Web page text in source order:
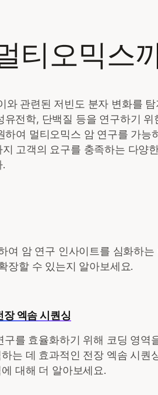
티오믹스
관련된 저빈도 분자 변화를
전학, 단백질 등을 연구하기
여 멀티오믹스 암 연구를 가능
고객의 요구를 충족하는 다양
암 연구 인사이트를 심화하
장할 수 있는지 알아보세요.
장 엑솜 시퀀싱
구를 효율화하기 위해 코딩 영역
하는 데 효과적인 전장 엑솜 시퀀
대해 더 알아보세요.